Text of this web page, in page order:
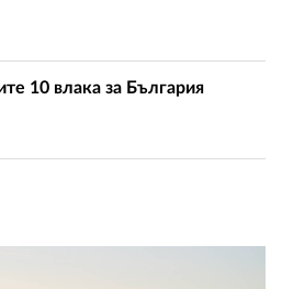
10 влака за България